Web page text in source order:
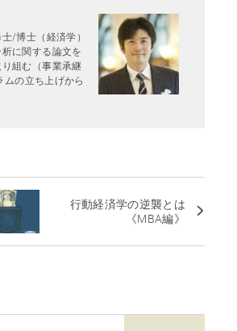
/博士（経済学）
に関する論文を
組む（事業承継
の立ち上げから
行動経済学の逆襲とは
《MBA編》